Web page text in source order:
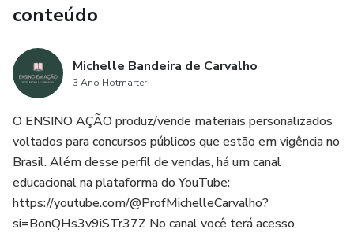
conteúdo
Michelle Bandeira de Carvalho
3 Ano Hotmarter
O ENSINO AÇÃO produz/vende materiais personalizados
voltados para concursos públicos que estão em vigência no
Brasil. Além desse perfil de vendas, há um canal
educacional na plataforma do YouTube:
https://youtube.com/@ProfMichelleCarvalho?
si=BonQHs3v9iSTr37Z No canal você terá acesso